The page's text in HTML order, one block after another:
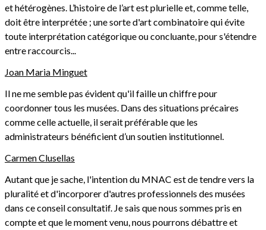
et hétérogènes. L’histoire de l’art est plurielle et, comme telle,
doit être interprétée ; une sorte d'art combinatoire qui évite
toute interprétation catégorique ou concluante, pour s'étendre
entre raccourcis...
Joan Maria Minguet
Il ne me semble pas évident qu'il faille un chiffre pour
coordonner tous les musées. Dans des situations précaires
comme celle actuelle, il serait préférable que les
administrateurs bénéficient d’un soutien institutionnel.
Carmen Clusellas
Autant que je sache, l'intention du MNAC est de tendre vers la
pluralité et d'incorporer d'autres professionnels des musées
dans ce conseil consultatif. Je sais que nous sommes pris en
compte et que le moment venu, nous pourrons débattre et